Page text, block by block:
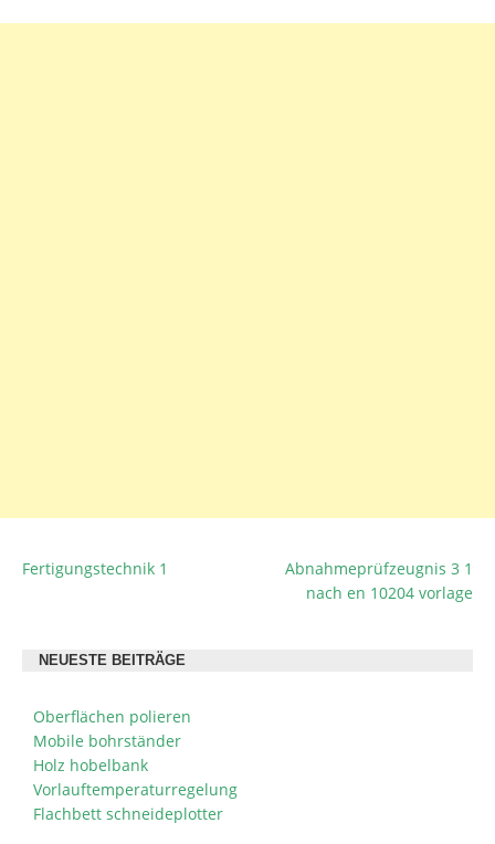
BEITRAGSNAVIGATION
Fertigungstechnik 1
Abnahmeprüfzeugnis 3 1
nach en 10204 vorlage
NEUESTE BEITRÄGE
Oberflächen polieren
Mobile bohrständer
Holz hobelbank
Vorlauftemperaturregelung
Flachbett schneideplotter